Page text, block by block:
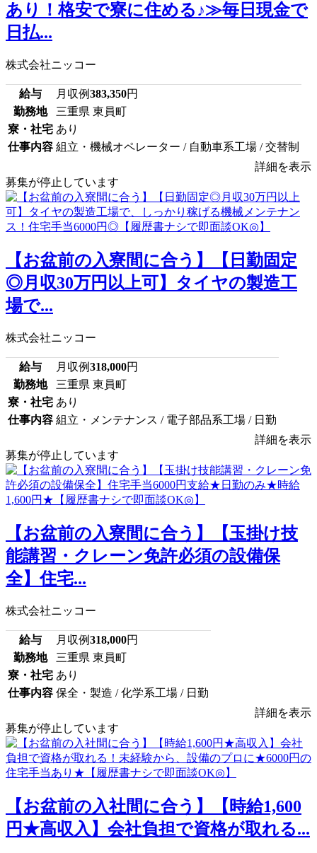
あり！格安で寮に住める♪≫毎日現金で
日払...
株式会社ニッコー
給与 月収例383,350円
勤務地
三重県 東員町
寮・社宅 あり
仕事内容 組立・機械オペレーター / 自動車系工場 / 交替制
詳細を表示
募集が停止しています
【お盆前の入寮間に合う】【日勤固定
◎月収30万円以上可】タイヤの製造工
場で...
株式会社ニッコー
給与 月収例318,000円
勤務地
三重県 東員町
寮・社宅 あり
仕事内容 組立・メンテナンス / 電子部品系工場 / 日勤
詳細を表示
募集が停止しています
【お盆前の入寮間に合う】【玉掛け技
能講習・クレーン免許必須の設備保
全】住宅...
株式会社ニッコー
給与 月収例318,000円
勤務地
三重県 東員町
寮・社宅 あり
仕事内容 保全・製造 / 化学系工場 / 日勤
詳細を表示
募集が停止しています
【お盆前の入社間に合う】【時給1,600
円★高収入】会社負担で資格が取れる...